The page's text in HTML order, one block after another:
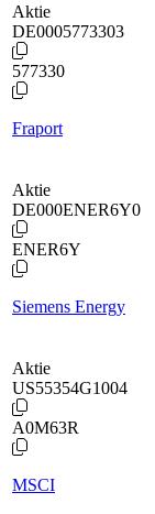
Aktie
DE0005773303
577330
Fraport
Aktie
DE000ENER6Y0
ENER6Y
Siemens Energy
Aktie
US55354G1004
A0M63R
MSCI